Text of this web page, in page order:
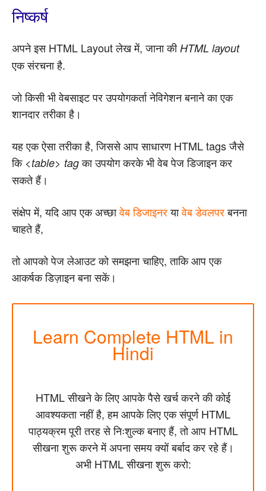
निष्कर्ष
अपने इस HTML Layout लेख में, जाना कीHTML layout
एक संरचना है.
जो किसी भी वेबसाइट पर उपयोगकर्ता नेविगेशन बनाने का एक
शानदार तरीका है।
यह एक ऐसा तरीका है, जिससे आप साधारण HTML tags जैसे
कि <table> tagका उपयोग करके भी वेब पेज डिजाइन कर
सकते हैं।
संक्षेप में, यदि आप एक अच्छावेब डिजाइनरयावेब डेवलपरबनना
चाहते हैं,
तो आपको पेज लेआउट को समझना चाहिए, ताकि आप एक
आकर्षक डिज़ाइन बना सकें।
Learn Complete HTML in
Hindi
HTML सीखने के लिए आपके पैसे खर्च करने की कोई
आवश्यकता नहीं है, हम आपके लिए एक संपूर्ण HTML
पाठ्यक्रम पूरी तरह से निःशुल्क बनाए हैं, तो आप HTML
सीखना शुरू करने में अपना समय क्यों बर्बाद कर रहे हैं।
अभी HTML सीखना शुरू करो: